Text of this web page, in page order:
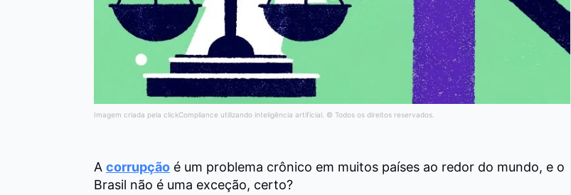
Imagem criada pela clickCompliance utilizando inteligência artificial. © Todos os direitos reservados.
A corrupção é um problema crônico em muitos países ao redor do mundo, e o
Brasil não é uma exceção, certo?